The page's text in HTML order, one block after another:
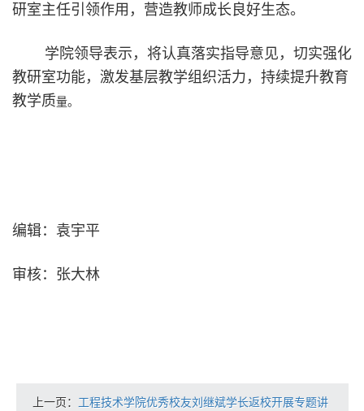
研室主任引领作用，营造教师成长良好生态。
学院领导表示，将认真落实指导意见，切实强化
教研室功能，激发基层教学组织活力，持续提升教育
教学质量。
编辑：袁宇平
审核：张大林
上一页： 工程技术学院优秀校友刘继斌学长返校开展专题讲